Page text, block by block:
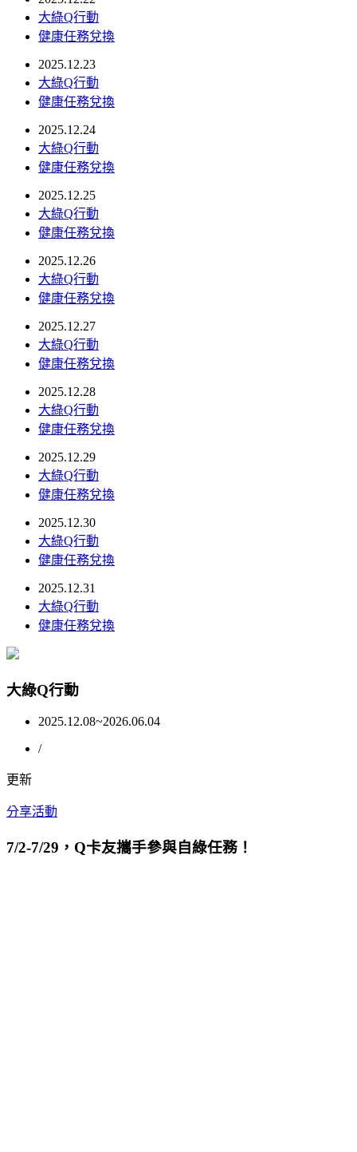
大綠Q行動
健康任務兌換
2025.12.23
大綠Q行動
健康任務兌換
2025.12.24
大綠Q行動
健康任務兌換
2025.12.25
大綠Q行動
健康任務兌換
2025.12.26
大綠Q行動
健康任務兌換
2025.12.27
大綠Q行動
健康任務兌換
2025.12.28
大綠Q行動
健康任務兌換
2025.12.29
大綠Q行動
健康任務兌換
2025.12.30
大綠Q行動
健康任務兌換
2025.12.31
大綠Q行動
健康任務兌換
大綠Q行動
2025.12.08~2026.06.04
/
更新
分享活動
7/2-7/29，Q卡友攜手參與自綠任務！